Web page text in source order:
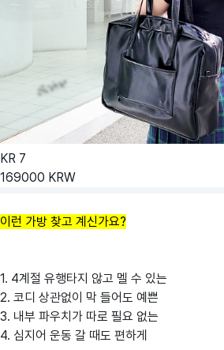
KR 7
169000 KRW
이런 가방 찾고 계신가요?
1. 4계절 유행타지 않고 멜 수 있는
2. 코디 상관없이 막 들어도 예쁜
3. 내부 파우치가 따로 필요 없는
4. 심지어 운동 갈 때도 편하게